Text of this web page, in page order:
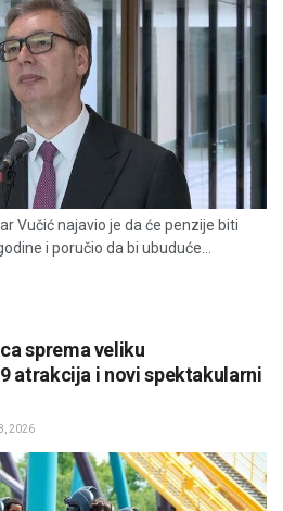
Vučić najavio je da će penzije biti
i poručio da bi ubuduće...
sprema veliku
atrakcija i novi spektakularni
2026